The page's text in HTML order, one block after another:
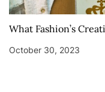
What Fashion’s
October 30, 2023